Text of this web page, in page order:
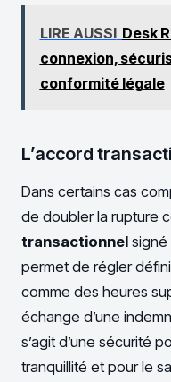
LIRE AUSSI Desk
connexion,
conformité légale
L’accord
Dans certains cas
de doubler la rupture
transactionnel signé
permet de régler
comme des heures
échange d’une
s’agit d’une sécurité
tranquillité et pour le